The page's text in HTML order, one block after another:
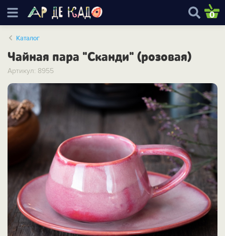
0
Каталог
Чайная пара "Сканди" (розовая)
Артикул: 8955